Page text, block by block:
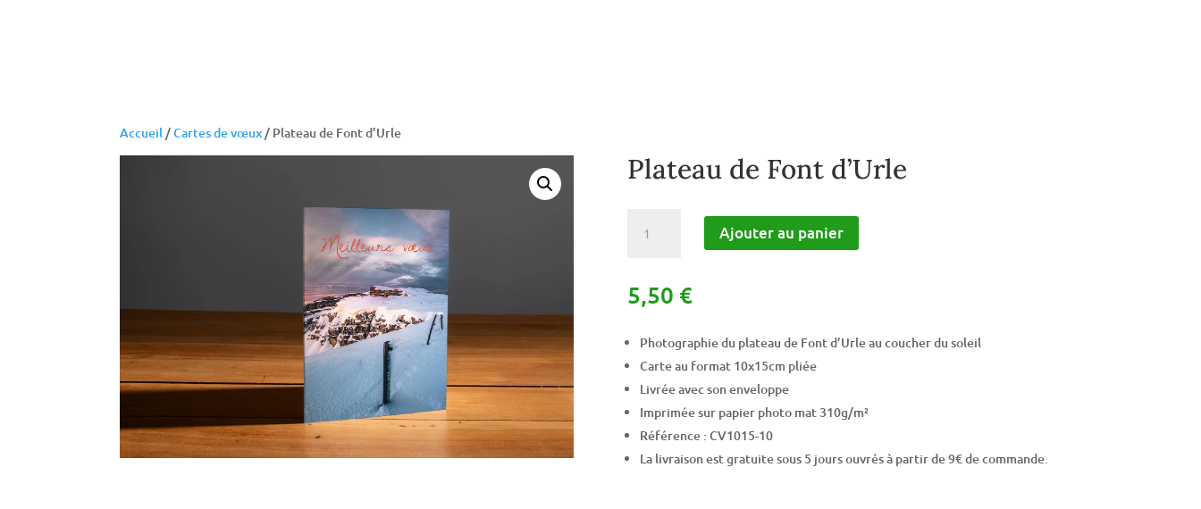
Accueil/Cartes de vœux/ Plateau de Font d’Urle
Plateau de Font d’Urle
Font
Ajouter au panier
5,50 €
Photographie du plateau de Font d’Urle au coucher du soleil
Carte au format 10x15cm pliée
Livrée avec son enveloppe
Imprimée sur papier photo mat 310g/m²
Référence : CV1015-10
La livraison est gratuite sous 5 jours ouvrés à partir de 9€ de commande.